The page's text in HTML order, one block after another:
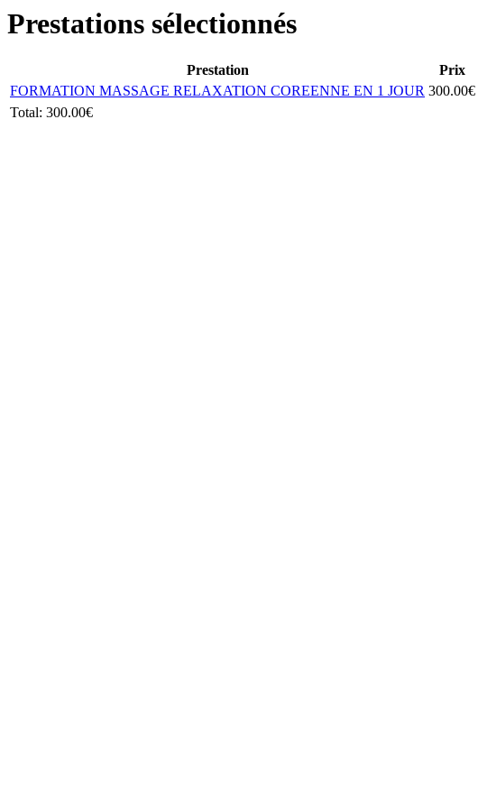
Prestations sélectionnés
Prestation Prix
FORMATION MASSAGE RELAXATION COREENNE EN 1 JOUR 300.00€
Total: 300.00€